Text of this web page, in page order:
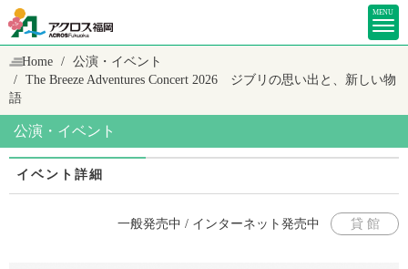
MENU
Home
公演・イベント
The Breeze Adventures Concert 2026 ジブリの思い出と、新しい物
語
公演・イベント
イベント詳細
一般発売中 / インターネット発売中 貸 館